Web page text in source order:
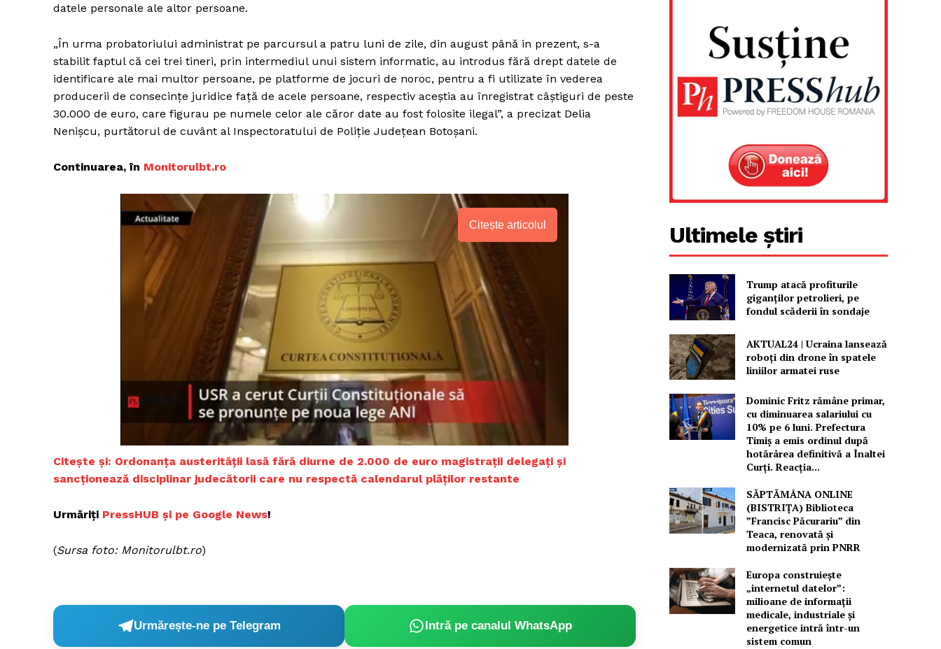
FREEDOM HOUSE
PRESShub
Proiecte editoriale
Rețea
Contact
datele personale ale altor persoane.
„În urma probatoriului administrat pe parcursul a patru luni de zile, din august până in prezent, s-a
stabilit faptul că cei trei tineri, prin intermediul unui sistem informatic, au introdus fără drept datele de
identificare ale mai multor persoane, pe platforme de jocuri de noroc, pentru a fi utilizate în vederea
producerii de consecințe juridice față de acele persoane, respectiv aceștia au înregistrat câștiguri de peste
30.000 de euro, care figurau pe numele celor ale căror date au fost folosite ilegal”, a precizat Delia
Nenișcu, purtătorul de cuvânt al Inspectoratului de Poliție Județean Botoșani.
Continuarea, în Monitorulbt.ro
Citește articolul
Citește și: Ordonanța austerității lasă fără diurne de 2.000 de euro magistrații delegați și
sancționează disciplinar judecătorii care nu respectă calendarul plăților restante
Urmăriți PressHUB și pe Google News!
(Sursa foto: Monitorulbt.ro)
Urmărește-ne pe Telegram Intră pe canalul WhatsApp
Ultimele știri
Trump atacă profiturile
giganților petrolieri, pe
fondul scăderii în sondaje
AKTUAL24 | Ucraina lansează
roboți din drone în spatele
liniilor armatei ruse
Dominic Fritz rămâne primar,
cu diminuarea salariului cu
10% pe 6 luni. Prefectura
Timiș a emis ordinul după
hotărârea definitivă a Înaltei
Curți. Reacția...
SĂPTĂMÂNA ONLINE
(BISTRIȚA) Biblioteca
”Francisc Păcurariu” din
Teaca, renovată și
modernizată prin PNRR
Europa construiește
„internetul datelor”:
milioane de informații
medicale, industriale și
energetice intră într-un
sistem comun